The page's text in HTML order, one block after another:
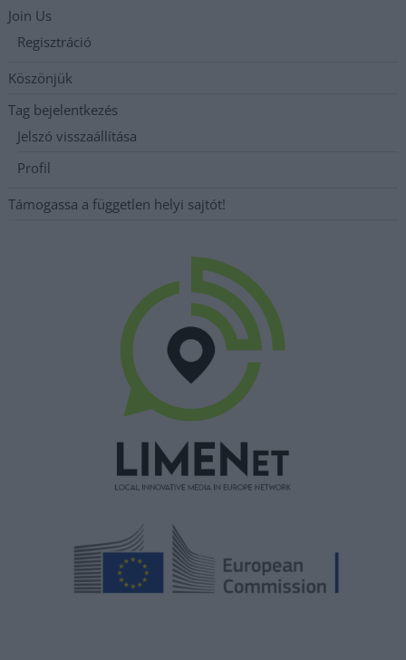
Join Us
Regisztráció
Köszönjük
Tag bejelentkezés
Jelszó visszaállítása
Profil
Támogassa a független helyi sajtót!